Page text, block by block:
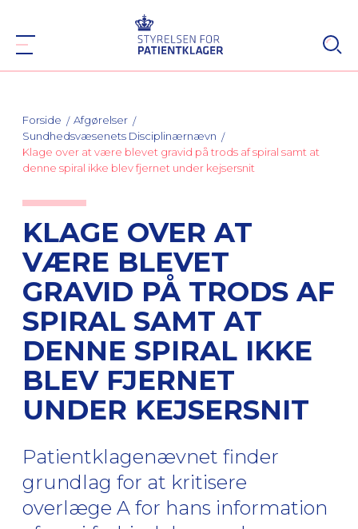
Forside
Afgørelser
Sundhedsvæsenets Disciplinærnævn
Klage over at være blevet gravid på trods af spiral samt at
denne spiral ikke blev fjernet under kejsersnit
KLAGE OVER AT
VÆRE BLEVET
GRAVID PÅ TRODS AF
SPIRAL SAMT AT
DENNE SPIRAL IKKE
BLEV FJERNET
UNDER KEJSERSNIT
Patientklagenævnet finder
grundlag for at kritisere
overlæge A for hans information